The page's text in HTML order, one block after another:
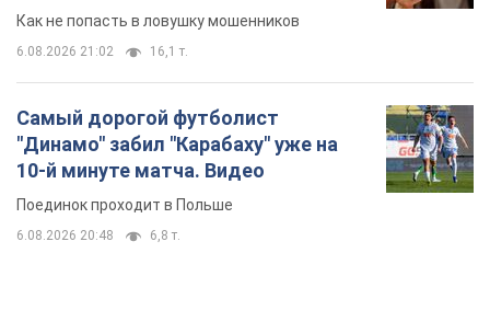
Как не попасть в ловушку мошенников
6.08.2026 21:02 16,1 т.
Самый дорогой футболист
"Динамо" забил "Карабаху" уже на
10-й минуте матча. Видео
Поединок проходит в Польше
6.08.2026 20:48 6,8 т.